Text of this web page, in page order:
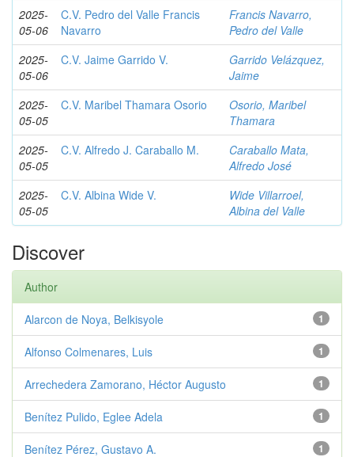
2025-
05-06
C.V. Pedro del Valle Francis
Navarro
Francis Navarro,
Pedro del Valle
2025-
05-06
C.V. Jaime Garrido V.
Garrido Velázquez,
Jaime
2025-
05-05
C.V. Maribel Thamara Osorio
Osorio, Maribel
Thamara
2025-
05-05
C.V. Alfredo J. Caraballo M.
Caraballo Mata,
Alfredo José
2025-
05-05
C.V. Albina Wide V.
Wide Villarroel,
Albina del Valle
Discover
Author
1
Alarcon de Noya, Belkisyole
1
Alfonso Colmenares, Luis
1
Arrechedera Zamorano, Héctor Augusto
1
Benítez Pulido, Eglee Adela
1
Benítez Pérez, Gustavo A.